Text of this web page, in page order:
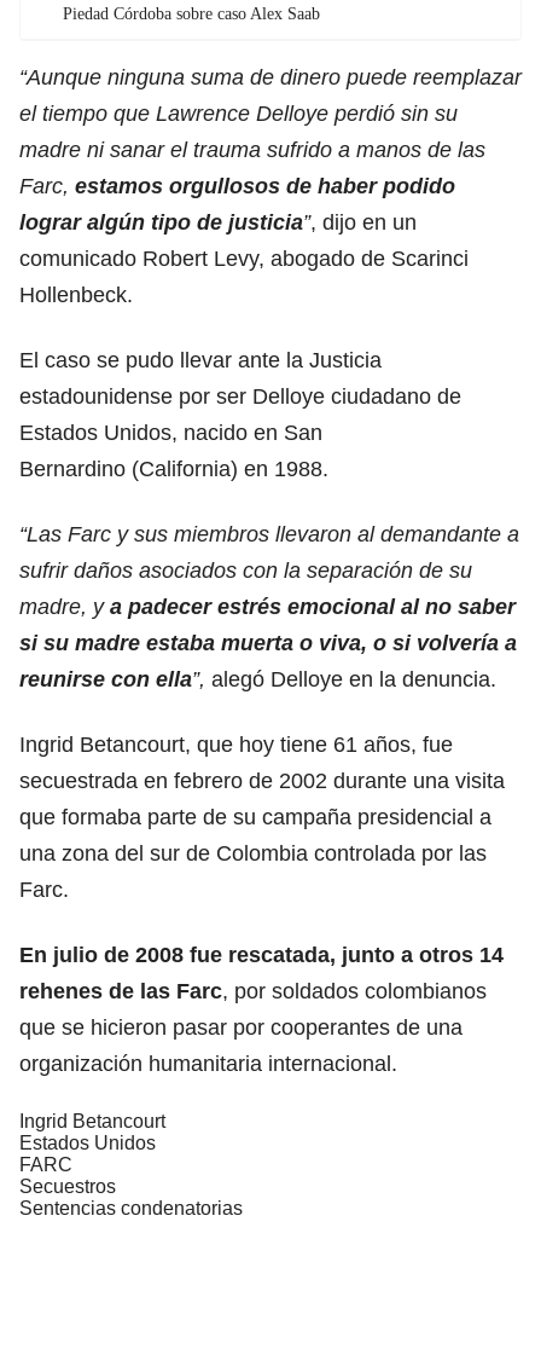
Piedad Córdoba sobre caso Alex Saab
“Aunque ninguna suma de dinero puede reemplazar
el tiempo que Lawrence Delloye perdió sin su
madre ni sanar el trauma sufrido a manos de las
Farc, estamos orgullosos de haber podido
lograr algún tipo de justicia”, dijo en un
comunicado Robert Levy, abogado de Scarinci
Hollenbeck.
El caso se pudo llevar ante la Justicia
estadounidense por ser Delloye ciudadano de
Estados Unidos, nacido en San
Bernardino (California) en 1988.
“Las Farc y sus miembros llevaron al demandante a
sufrir daños asociados con la separación de su
madre, y a padecer estrés emocional al no saber
si su madre estaba muerta o viva, o si volvería a
reunirse con ella”, alegó Delloye en la denuncia.
Ingrid Betancourt, que hoy tiene 61 años, fue
secuestrada en febrero de 2002 durante una visita
que formaba parte de su campaña presidencial a
una zona del sur de Colombia controlada por las
Farc.
En julio de 2008 fue rescatada, junto a otros 14
rehenes de las Farc, por soldados colombianos
que se hicieron pasar por cooperantes de una
organización humanitaria internacional.
Ingrid Betancourt
Estados Unidos
FARC
Secuestros
Sentencias condenatorias